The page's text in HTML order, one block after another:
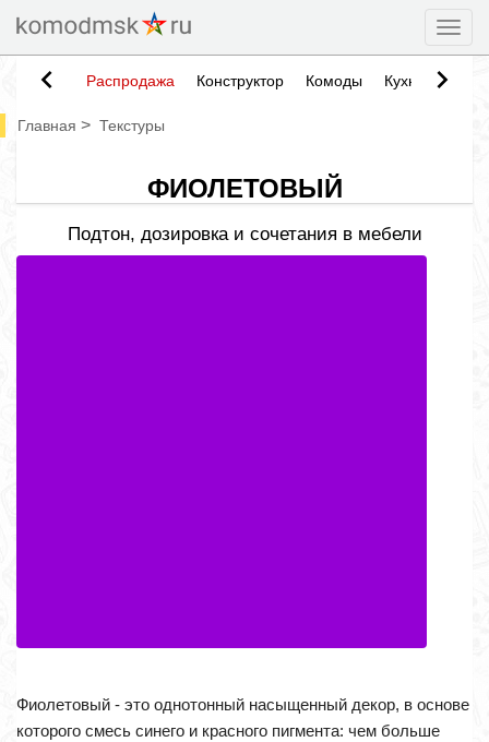
Распродажа Конструктор Комоды Кухни
Главная > Текстуры
ФИОЛЕТОВЫЙ
Подтон, дозировка и сочетания в мебели
Фиолетовый - это однотонный насыщенный декор, в основе
которого смесь синего и красного пигмента: чем больше